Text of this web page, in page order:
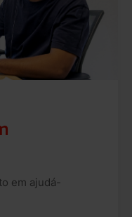
em ajudá-